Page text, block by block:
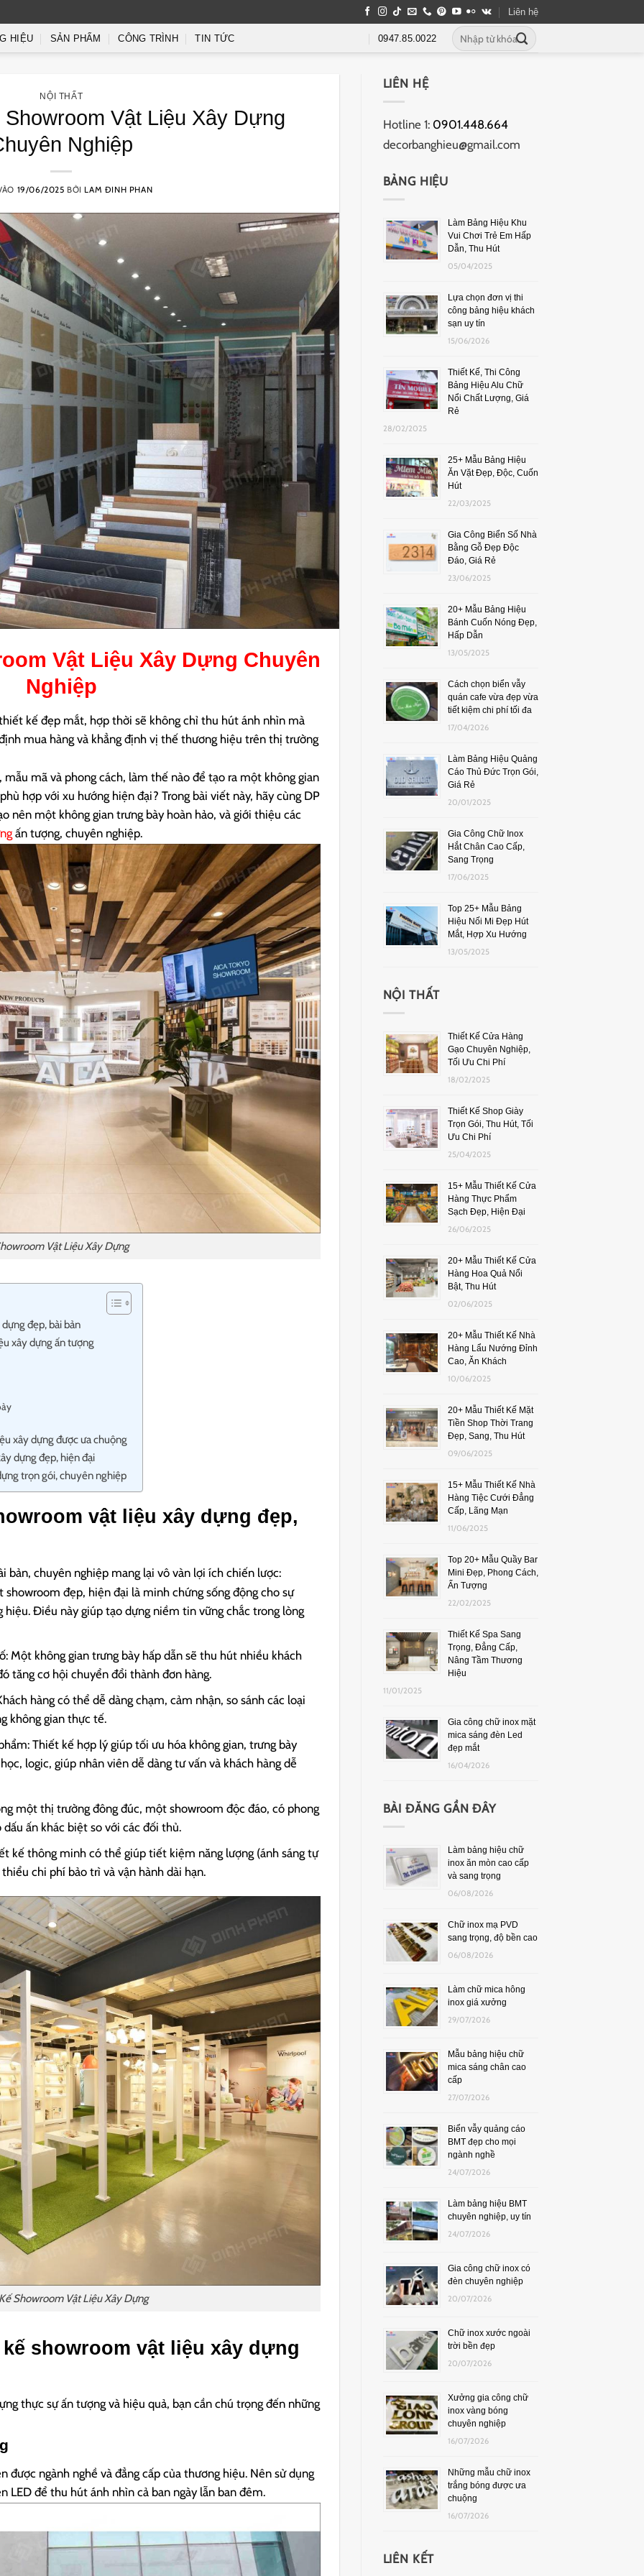
Liên hệ
HIỆU SẢN PHẨM CÔNG TRÌNH TIN TỨC 0947.85.0022
NỘI THẤT
Vật Liệu Xây Dựng
Nghiệp
19/06/2025 BỞI LAM ĐINH PHAN
Vật Liệu Xây Dựng Chuyên
Nghiệp
kế đẹp mắt, hợp thời sẽ không chỉ thu hút ánh nhìn mà
mua hàng và khẳng định vị thế thương hiệu trên thị trường
mã và phong cách, làm thế nào để tạo ra một không gian
hợp với xu hướng hiện đại? Trong bài viết này, hãy cùng DP
nên một không gian trưng bày hoàn hảo, và giới thiệu các
ấn tượng, chuyên nghiệp.
Vật Liệu Xây Dựng
đẹp, bài bản
xây dựng ấn tượng
xây dựng được ưa chuộng
dựng đẹp, hiện đại
trọn gói, chuyên nghiệp
vật liệu xây dựng đẹp,
bản, chuyên nghiệp mang lại vô vàn lợi ích chiến lược:
đẹp, hiện đại là minh chứng sống động cho sự
hiệu. Điều này giúp tạo dựng niềm tin vững chắc trong lòng
Một không gian trưng bày hấp dẫn sẽ thu hút nhiều khách
tăng cơ hội chuyển đổi thành đơn hàng.
hàng có thể dễ dàng chạm, cảm nhận, so sánh các loại
không gian thực tế.
Thiết kế hợp lý giúp tối ưu hóa không gian, trưng bày
logic, giúp nhân viên dễ dàng tư vấn và khách hàng dễ
một thị trường đông đúc, một showroom độc đáo, có phong
ấn khác biệt so với các đối thủ.
kế thông minh có thể giúp tiết kiệm năng lượng (ánh sáng tự
chi phí bảo trì và vận hành dài hạn.
Showroom Vật Liệu Xây Dựng
showroom vật liệu xây dựng
thực sự ấn tượng và hiệu quả, bạn cần chú trọng đến những
được ngành nghề và đẳng cấp của thương hiệu. Nên sử dụng
LED để thu hút ánh nhìn cả ban ngày lẫn ban đêm.
LIÊN HỆ
Hotline 1: 0901.448.664
decorbanghieu@gmail.com
BẢNG HIỆU
Làm Bảng Hiệu Khu
Vui Chơi Trẻ Em Hấp
Dẫn, Thu Hút
05/04/2025
Lựa chọn đơn vị thi
công bảng hiệu khách
sạn uy tín
15/06/2026
Thiết Kế, Thi Công
Bảng Hiệu Alu Chữ
Nổi Chất Lượng, Giá
Rẻ
28/02/2025
25+ Mẫu Bảng Hiệu
Ăn Vặt Đẹp, Độc, Cuốn
Hút
22/03/2025
Gia Công Biển Số Nhà
Bằng Gỗ Đẹp Độc
Đáo, Giá Rẻ
23/06/2025
20+ Mẫu Bảng Hiệu
Bánh Cuốn Nóng Đẹp,
Hấp Dẫn
13/05/2025
Cách chọn biển vẫy
quán cafe vừa đẹp vừa
tiết kiệm chi phí tối đa
17/04/2026
Làm Bảng Hiệu Quảng
Cáo Thủ Đức Trọn Gói,
Giá Rẻ
20/01/2025
Gia Công Chữ Inox
Hắt Chân Cao Cấp,
Sang Trọng
17/06/2025
Top 25+ Mẫu Bảng
Hiệu Nối Mi Đẹp Hút
Mắt, Hợp Xu Hướng
13/05/2025
NỘI THẤT
Thiết Kế Cửa Hàng
Gạo Chuyên Nghiệp,
Tối Ưu Chi Phí
18/02/2025
Thiết Kế Shop Giày
Trọn Gói, Thu Hút, Tối
Ưu Chi Phí
25/04/2025
15+ Mẫu Thiết Kế Cửa
Hàng Thực Phẩm
Sạch Đẹp, Hiện Đại
26/06/2025
20+ Mẫu Thiết Kế Cửa
Hàng Hoa Quả Nổi
Bật, Thu Hút
02/06/2025
20+ Mẫu Thiết Kế Nhà
Hàng Lẩu Nướng Đỉnh
Cao, Ăn Khách
10/06/2025
20+ Mẫu Thiết Kế Mặt
Tiền Shop Thời Trang
Đẹp, Sang, Thu Hút
09/06/2025
15+ Mẫu Thiết Kế Nhà
Hàng Tiệc Cưới Đẳng
Cấp, Lãng Mạn
11/06/2025
Top 20+ Mẫu Quầy Bar
Mini Đẹp, Phong Cách,
Ấn Tượng
22/02/2025
Thiết Kế Spa Sang
Trọng, Đẳng Cấp,
Nâng Tầm Thương
Hiệu
11/01/2025
Gia công chữ inox mặt
mica sáng đèn Led
đẹp mắt
16/04/2026
BÀI ĐĂNG GẦN ĐÂY
Làm bảng hiệu chữ
inox ăn mòn cao cấp
và sang trọng
06/08/2026
Chữ inox mạ PVD
sang trọng, độ bền cao
06/08/2026
Làm chữ mica hông
inox giá xưởng
29/07/2026
Mẫu bảng hiệu chữ
mica sáng chân cao
cấp
27/07/2026
Biển vẫy quảng cáo
BMT đẹp cho mọi
ngành nghề
24/07/2026
Làm bảng hiệu BMT
chuyên nghiệp, uy tín
24/07/2026
Gia công chữ inox có
đèn chuyên nghiệp
20/07/2026
Chữ inox xước ngoài
trời bền đẹp
20/07/2026
Xưởng gia công chữ
inox vàng bóng
chuyên nghiệp
16/07/2026
Những mẫu chữ inox
trắng bóng được ưa
chuộng
16/07/2026
LIÊN KẾT